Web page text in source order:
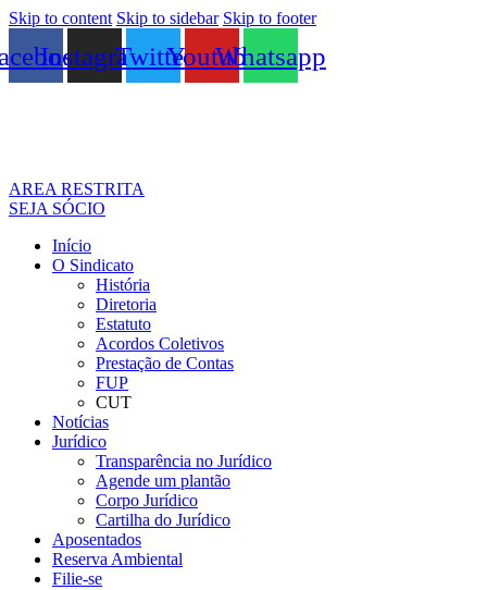
Skip to content Skip to sidebar Skip to footer
InstagramTwitterYoutubeWhatsapp
AREA RESTRITA
SEJA SÓCIO
Início
O Sindicato
História
Diretoria
Estatuto
Acordos Coletivos
Prestação de Contas
FUP
CUT
Notícias
Jurídico
Transparência no Jurídico
Agende um plantão
Corpo Jurídico
Cartilha do Jurídico
Aposentados
Reserva Ambiental
Filie-se